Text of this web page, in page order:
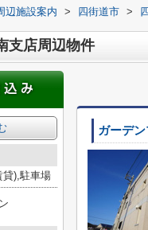
辺施設案内 > 四街道市 >
支店周辺物件
ガーデ
貸),駐車場